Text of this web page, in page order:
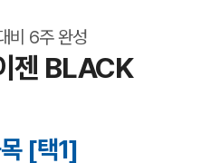
비 6주 완성
젠 BLACK
[택1]